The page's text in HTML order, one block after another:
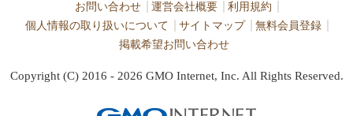
お問い合わせ 運営会社概要
利用規約
個人情報の取り扱いについて
サイトマップ
無料会員登録
掲載希望お問い合わせ
Copyright (C) 2016 - 2026 GMO Internet, Inc. All Rights Reserved.